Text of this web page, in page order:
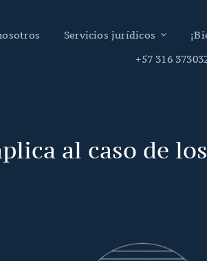
Servicios jurídicos
+57 316
al caso de los